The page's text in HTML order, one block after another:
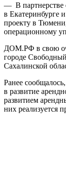
— В
в Екатеринбурге
проекту в
операционному
ДОМ.РФ в свою
городе
Сахалинской
Ранее
в развитие
развитием
них реализуется